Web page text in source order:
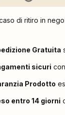
di ritiro in
Gratuita
sicuri
Prodotto
entro 14 giorni